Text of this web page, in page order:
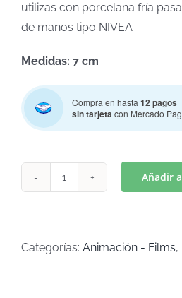
utilizas con porcelana fría
de manos tipo NIVEA
Medidas: 7 cm
Compra en hasta12 pagos
sin tarjetacon Mercado
(Art
Añadir
Categorías: Animación - Films,